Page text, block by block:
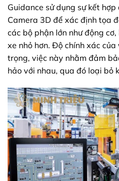
Guidance sử dụng sự kết
Camera 3D để xác định tọa
các bộ phận lớn như động
xe nhỏ hơn. Độ chính xác
trọng, việc này nhằm đảm
hảo với nhau, qua đó loại bỏ